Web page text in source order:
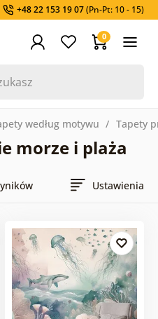
+48 22 153 19 07(Pn-Pt: 10 - 15)
0
według motywu Tapety
morze i plaża
Ustawienia